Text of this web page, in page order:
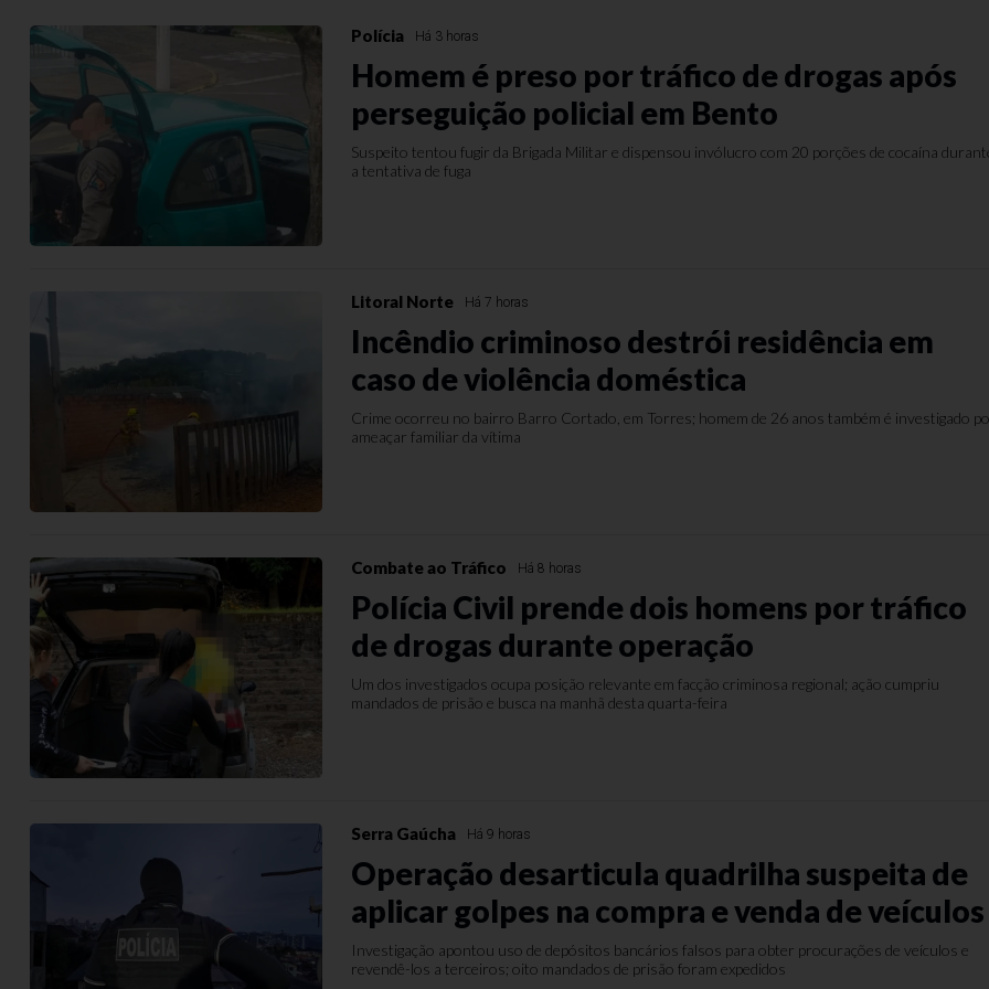
Polícia Há 3 horas
Homem é preso por tráfico de drogas após
perseguição policial em Bento
Suspeito tentou fugir da Brigada Militar e dispensou invólucro com 20 porções de cocaína
a tentativa de fuga
Litoral Norte Há 7 horas
Incêndio criminoso destrói residência em
caso de violência doméstica
Crime ocorreu no bairro Barro Cortado, em Torres; homem de 26 anos também é investigado
ameaçar familiar da vítima
Combate ao Tráfico Há 8 horas
Polícia Civil prende dois homens por tráfico
de drogas durante operação
Um dos investigados ocupa posição relevante em facção criminosa regional; ação cumpriu
mandados de prisão e busca na manhã desta quarta-feira
Serra Gaúcha Há 9 horas
Operação desarticula quadrilha suspeita de
aplicar golpes na compra e venda de veículos
Investigação apontou uso de depósitos bancários falsos para obter procurações de veículos e
revendê-los a terceiros; oito mandados de prisão foram expedidos